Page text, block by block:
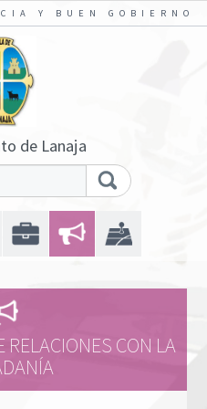
Y BUEN GOBIERNO
de Lanaja
RELACIONES CON LA